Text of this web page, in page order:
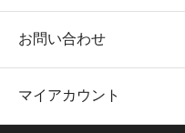
お問い合わせ
マイアカウント